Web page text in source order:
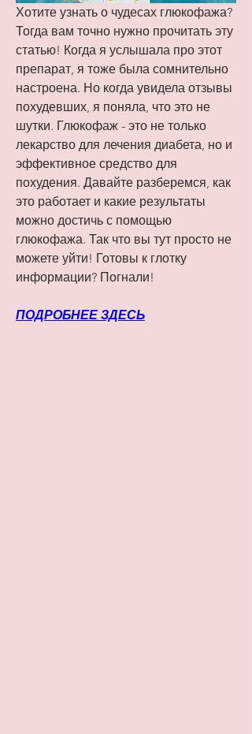
Хотите узнать о чудесах глюкофажа?
Тогда вам точно нужно прочитать эту
статью! Когда я услышала про этот
препарат, я тоже была сомнительно
настроена. Но когда увидела отзывы
похудевших, я поняла, что это не
шутки. Глюкофаж - это не только
лекарство для лечения диабета, но и
эффективное средство для
похудения. Давайте разберемся, как
это работает и какие результаты
можно достичь с помощью
глюкофажа. Так что вы тут просто не
можете уйти! Готовы к глотку
информации? Погнали!
ПОДРОБНЕЕ ЗДЕСЬ